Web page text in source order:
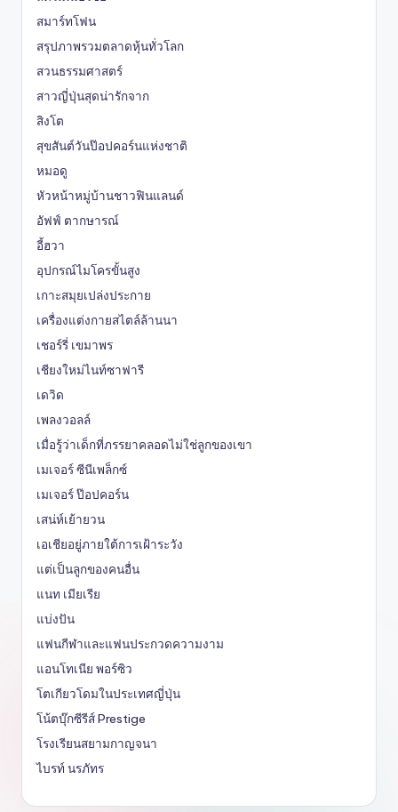
สมาร์ทโฟน
สรุปภาพรวมตลาดหุ้นทั่วโลก
สวนธรรมศาสตร์
สาวญี่ปุ่นสุดน่ารักจาก
สิงโต
สุขสันต์วันป๊อปคอร์นแห่งชาติ
หมอดู
หัวหน้าหมู่บ้านชาวฟินแลนด์
อัฟฟ์ ตากษารณ์
อี้ฮวา
อุปกรณ์ไมโครขั้นสูง
เกาะสมุยเปล่งประกาย
เครื่องแต่งกายสไตล์ล้านนา
เชอร์รี่ เขมาพร
เชียงใหม่ไนท์ซาฟารี
เดวิด
เพลงวอลล์
เมื่อรู้ว่าเด็กที่ภรรยาคลอดไม่ใช่ลูกของเขา
เมเจอร์ ซีนีเพล็กซ์
เมเจอร์ ป๊อปคอร์น
เสน่ห์เย้ายวน
เอเชียอยู่ภายใต้การเฝ้าระวัง
แต่เป็นลูกของคนอื่น
แนท เมียเรีย
แบ่งปัน
แฟนกีฬาและแฟนประกวดความงาม
แอนโทเนีย พอร์ซิว
โตเกียวโดมในประเทศญี่ปุ่น
โน้ตบุ๊กซีรีส์ Prestige
โรงเรียนสยามกาญจนา
ไบรท์ นรภัทร